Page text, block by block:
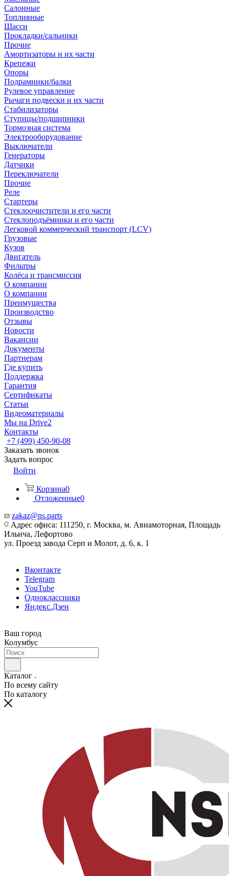
Салонные
Топливные
Шасси
Прокладки/сальники
Прочие
Амортизаторы и их части
Крепежи
Опоры
Подрамники/балки
Рулевое управление
Рычаги подвески и их части
Стабилизаторы
Ступицы/подшипники
Тормозная система
Электрооборудование
Выключатели
Генераторы
Датчики
Переключатели
Прочие
Реле
Стартеры
Стеклоочистители и его части
Стеклоподъёмники и его части
Легковой коммерческий транспорт (LCV)
Грузовые
Кузов
Двигатель
Фильтры
Колёса и трансмиссия
О компании
О компании
Преимущества
Производство
Отзывы
Новости
Вакансии
Документы
Партнерам
Где купить
Поддержка
Гарантия
Сертификаты
Статьи
Видеоматериалы
Мы на Drive2
Контакты
+7 (499) 450-90-08
Заказать звонок
Задать вопрос
Войти
Корзина0
Отложенные0
zakaz@ns.parts
Адрес офиса: 111250, г. Москва, м. Авиамоторная, Площадь
Ильича, Лефортово
ул. Проезд завода Серп и Молот, д. 6, к. 1
Вконтакте
Telegram
YouTube
Одноклассники
Яндекс.Дзен
Ваш город
Колумбус
Каталог
По всему сайту
По каталогу